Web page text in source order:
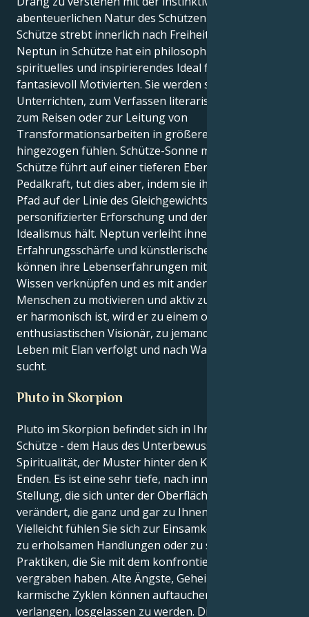
abenteuerlichen Natur des Schützen verbindet.
Schütze strebt innerlich nach Freiheit und Wissen;
Neptun in Schütze hat ein philosophisches,
spirituelles und inspirierendes Ideal für den
fantasievoll Motivierten. Sie werden sich zum
Unterrichten, zum Verfassen literarischer Werke,
zum Reisen oder zur Leitung von
Transformationsarbeiten in größerem Maßstab
hingezogen fühlen. Schütze-Sonne mit Neptun in
Schütze führt auf einer tieferen Ebene mit
Pedalkraft, tut dies aber, indem sie ihren Schütze-
Pfad auf der Linie des Gleichgewichts zwischen
personifizierter Erforschung und dem Punkt des
Idealismus hält. Neptun verleiht ihnen eine erhöhte
Erfahrungsschärfe und künstlerischen Wert. Sie
können ihre Lebenserfahrungen mit ihrem eigenen
Wissen verknüpfen und es mit anderen teilen, um die
Menschen zu motivieren und aktiv zu halten. Wenn
er harmonisch ist, wird er zu einem optimistischen,
enthusiastischen Visionär, zu jemandem, der das
Leben mit Elan verfolgt und nach Wahrheit und Sinn
sucht.
Pluto in Skorpion
Pluto im Skorpion befindet sich in Ihrem 12. Haus,
Schütze - dem Haus des Unterbewusstseins, der
Spiritualität, der Muster hinter den Kulissen und der
Enden. Es ist eine sehr tiefe, nach innen gerichtete
Stellung, die sich unter der Oberfläche auf eine Weise
verändert, die ganz und gar zu Ihnen passt.
Vielleicht fühlen Sie sich zur Einsamkeit hingezogen,
zu erholsamen Handlungen oder zu spirituellen
Praktiken, die Sie mit dem konfrontieren, was Sie
vergraben haben. Alte Ängste, Geheimnisse oder
karmische Zyklen können auftauchen und danach
verlangen, losgelassen zu werden. Diese